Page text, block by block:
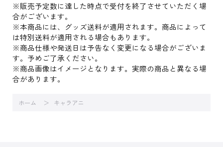
※販売予定数に達した時点で受付を終了させていただく場
合がございます。
※本商品には、グッズ送料が適用されます。商品によって
は特別送料が適用される場合もあります。
※商品仕様や発送日は予告なく変更になる場合がございま
す。予めご了承ください。
※商品画像はイメージとなります。実際の商品と異なる場
合があります。
ホーム キャラアニ